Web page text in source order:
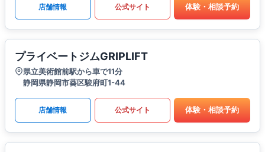
店舗情報 公式サイト 体験・相談予約
プライベートジムGRIPLIFT
県立美術館前駅から車で11分
静岡県静岡市葵区駿府町1-44
店舗情報 公式サイト 体験・相談予約